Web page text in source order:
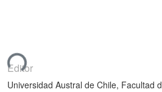
Editor
Universidad Austral de Chile, Facultad